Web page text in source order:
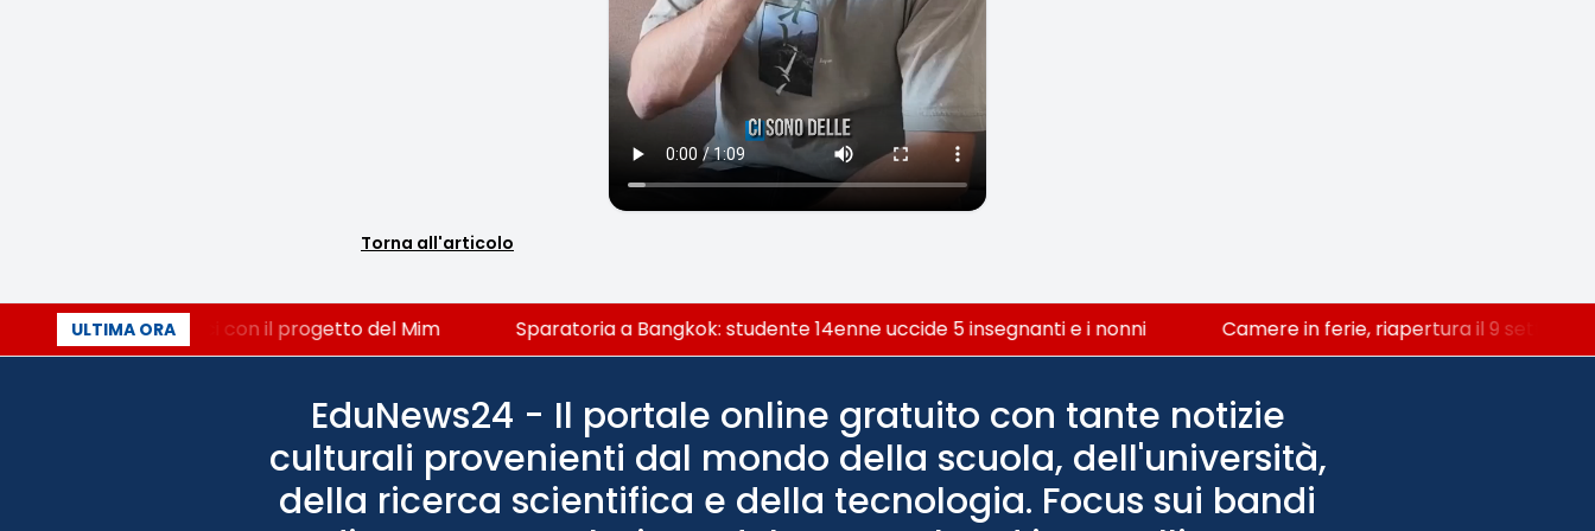
Torna all'articolo
ULTIMA ORA
STEM a Lerici con il progetto del Mim Sparatoria a Bangkok: studente 14enne uccide 5 insegnanti e i nonni Camere in ferie, riapertura il 9
EduNews24 - Il portale online gratuito con tante notizie
culturali provenienti dal mondo della scuola, dell'università,
della ricerca scientifica e della tecnologia. Focus sui bandi